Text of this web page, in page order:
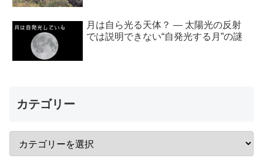
月は自ら光る天体？ ― 太陽光の反射
では説明できない“自発光する月”の謎
カテゴリー